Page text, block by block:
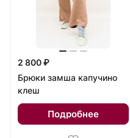
2 800 ₽
Брюки замша капучино
клеш
Подробнее